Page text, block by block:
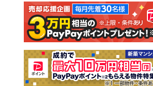
注文住宅 土地
売却査定